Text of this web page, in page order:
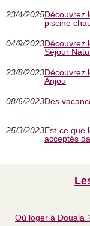
23/4/2025Découvrez
piscine
04/9/2023Découvrez
Séjour
23/8/2023Découvrez
Anjou
08/6/2023Des
25/3/2023Est-ce que
acceptés
Où loger à Douala